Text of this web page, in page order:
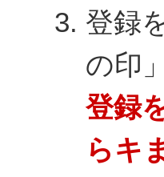
登録
の印」
登録
らキ